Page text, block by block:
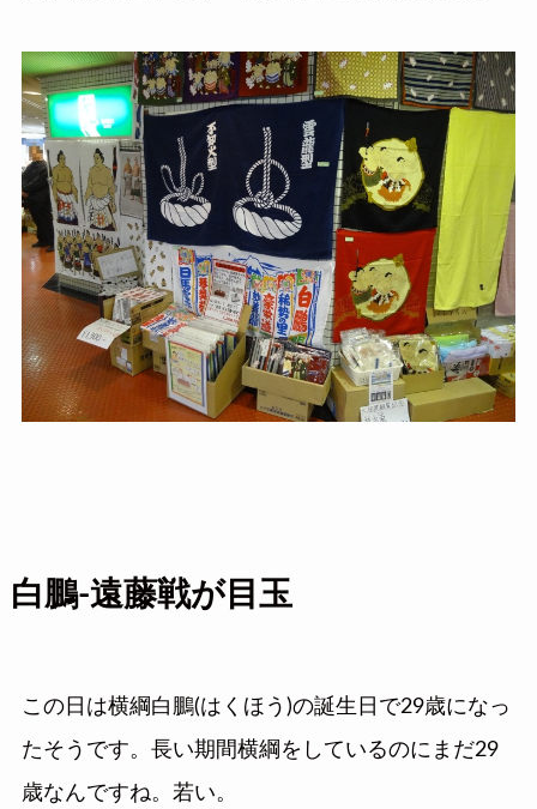
白鵬-遠藤戦が目玉
この日は横綱白鵬(はくほう)の誕生日で29歳になっ
たそうです。長い期間横綱をしているのにまだ29
歳なんですね。若い。